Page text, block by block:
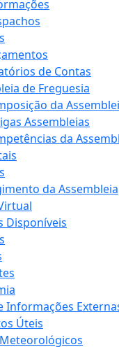
de Contas
de Freguesia
da
Assembleias
da
da Assembleia
Disponíveis
Informações
Úteis